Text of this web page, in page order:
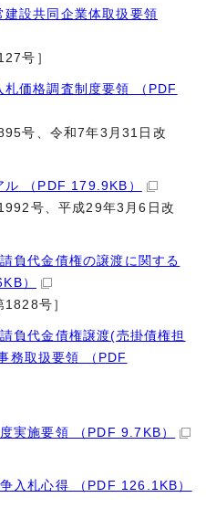
設共同企業体取扱要領
号］
価格調査制度要領 （PDF
号、令和7年3月31日改
（PDF 179.9KB）
号、平成29年3月6日改
負代金債権の譲渡に関する
）
号］
負代金債権譲渡(売掛債権担
務取扱要領 （PDF
実施要領 （PDF 9.7KB）
入札心得 （PDF 126.1KB）